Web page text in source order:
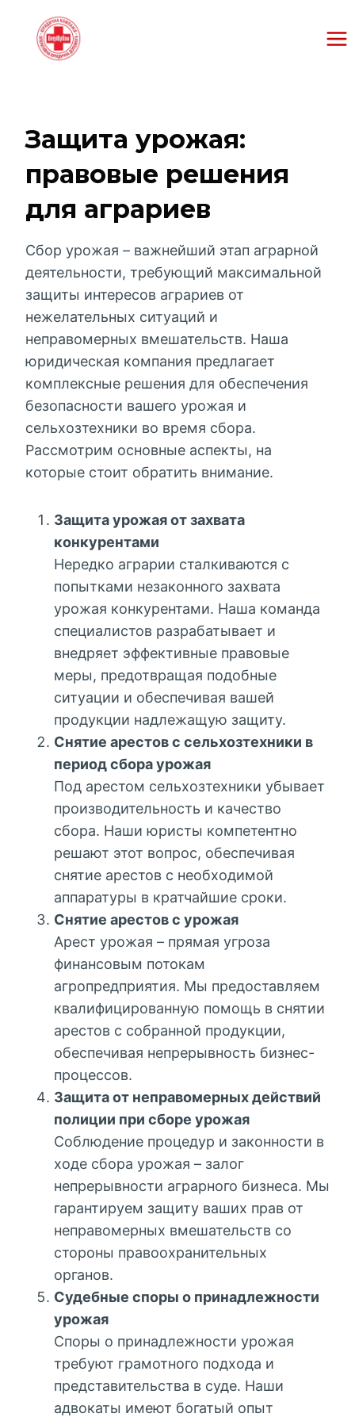
содержанию
Защита урожая:
правовые решения
для аграриев
Сбор урожая – важнейший этап аграрной
деятельности, требующий максимальной
защиты интересов аграриев от
нежелательных ситуаций и
неправомерных вмешательств. Наша
юридическая компания предлагает
комплексные решения для обеспечения
безопасности вашего урожая и
сельхозтехники во время сбора.
Рассмотрим основные аспекты, на
которые стоит обратить внимание.
Защита урожая от захвата
конкурентами
Нередко аграрии сталкиваются с
попытками незаконного захвата
урожая конкурентами. Наша команда
специалистов разрабатывает и
внедряет эффективные правовые
меры, предотвращая подобные
ситуации и обеспечивая вашей
продукции надлежащую защиту.
Снятие арестов с сельхозтехники в
период сбора урожая
Под арестом сельхозтехники убывает
производительность и качество
сбора. Наши юристы компетентно
решают этот вопрос, обеспечивая
снятие арестов с необходимой
аппаратуры в кратчайшие сроки.
Снятие арестов с урожая
Арест урожая – прямая угроза
финансовым потокам
агропредприятия. Мы предоставляем
квалифицированную помощь в снятии
арестов с собранной продукции,
обеспечивая непрерывность бизнес-
процессов.
Защита от неправомерных действий
полиции при сборе урожая
Соблюдение процедур и законности в
ходе сбора урожая – залог
непрерывности аграрного бизнеса. Мы
гарантируем защиту ваших прав от
неправомерных вмешательств со
стороны правоохранительных
органов.
Судебные споры о принадлежности
урожая
Споры о принадлежности урожая
требуют грамотного подхода и
представительства в суде. Наши
адвокаты имеют богатый опыт